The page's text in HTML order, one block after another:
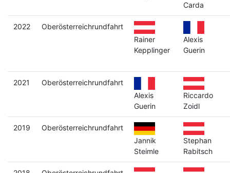
Carda
2022
Oberösterreichrundfahrt
Rainer
Kepplinger
Alexis
Guerin
2021
Oberösterreichrundfahrt
Alexis
Guerin
Riccardo
Zoidl
2019
Oberösterreichrundfahrt
Jannik
Steimle
Stephan
Rabitsch